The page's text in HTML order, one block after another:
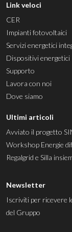
Link veloci
CER
Impianti fotovoltaici
Servizi energetici
Dispositivi energetici
Supporto
Lavora con noi
Dove siamo
Ultimi articoli
Avviato il progetto
Workshop Energie
Regalgrid e Silla
Newsletter
Iscriviti per ricevere
del Gruppo